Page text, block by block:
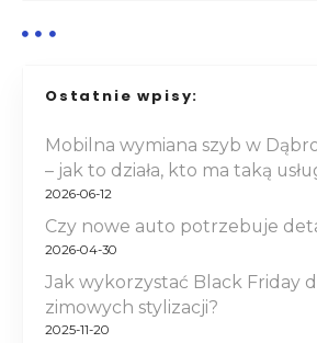
g
w
Ostatnie wpisy:
Mobilna wymiana szyb w
– jak to działa, kto ma taką
2026-06-12
Czy nowe auto potrzebuje
2026-04-30
Jak wykorzystać Black Friday
zimowych stylizacji?
2025-11-20